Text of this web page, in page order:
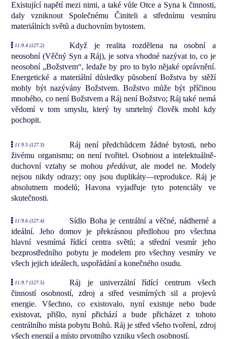
Existující napětí mezi nimi, a také vůle Otce a Syna k činnosti,
daly vzniknout Společnému Činiteli a střednímu vesmíru
materiálních světů a duchovním bytostem.
11:9.4 (127.2)
Když je realita rozdělena na osobní a
neosobní (Věčný Syn a Ráj), je sotva vhodné nazývat to, co je
neosobní „Božstvem“, ledaže by pro to bylo nějaké oprávnění.
Energetické a materiální důsledky působení Božstva by stěží
mohly být nazývány Božstvem. Božstvo může být příčinou
mnohého, co není Božstvem a Ráj není Božstvo; Ráj také nemá
vědomí v tom smyslu, který by smrtelný člověk mohl kdy
pochopit.
11:9.5 (127.3)
Ráj není předchůdcem žádné bytosti, nebo
živému organismu; on není tvořitel. Osobnost a intelektuálně-
duchovní vztahy se mohou předávat, ale model ne. Modely
nejsou nikdy odrazy; ony jsou duplikáty—reprodukce. Ráj je
absolutnem modelů; Havona vyjadřuje tyto potenciály ve
skutečnosti.
11:9.6 (127.4)
Sídlo Boha je centrální a věčné, nádherné a
ideální. Jeho domov je překrásnou předlohou pro všechna
hlavní vesmírná řídící centra světů; a střední vesmír jeho
bezprostředního pobytu je modelem pro všechny vesmíry ve
všech jejich ideálech, uspořádání a konečného osudu.
11:9.7 (127.5)
Ráj je univerzální řídící centrum všech
činností osobností, zdroj a střed vesmírných sil a projevů
energie. Všechno, co existovalo, nyní existuje nebo bude
existovat, přišlo, nyní přichází a bude přicházet z tohoto
centrálního místa pobytu Bohů. Ráj je střed všeho tvoření, zdroj
všech energií a místo prvotního vzniku všech osobností.